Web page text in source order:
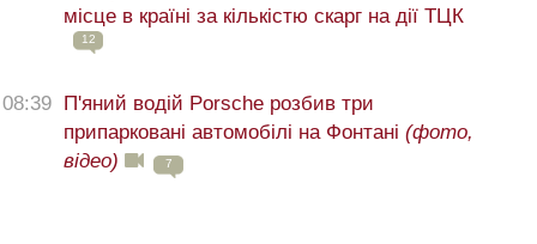
місце в країні за кількістю скарг на дії ТЦК
12
08:39 П'яний водій Porsche розбив три
припарковані автомобілі на Фонтані (фото,
відео)
7